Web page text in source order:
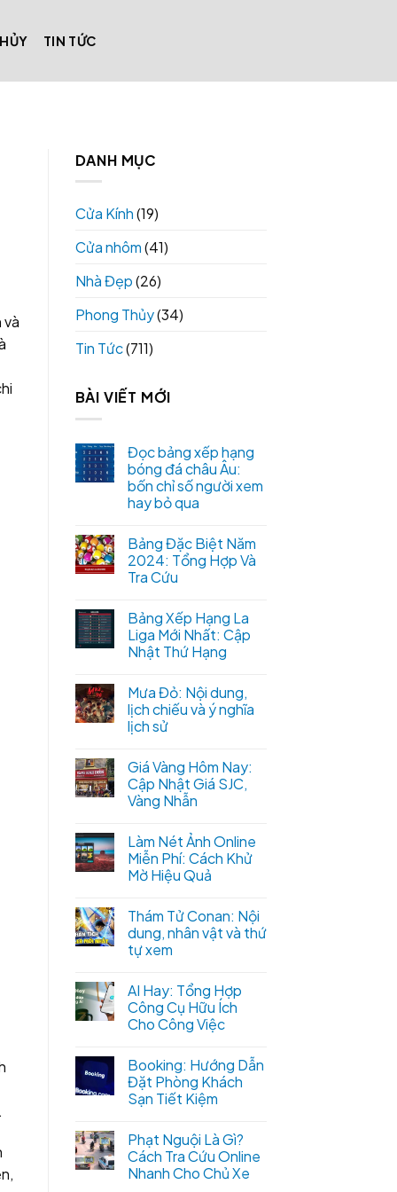
TIN TỨC
DANH MỤC
Cửa Kính(19)
Cửa nhôm(41)
Nhà Đẹp(26)
Phong Thủy(34)
Tin Tức(711)
BÀI VIẾT MỚI
Đọc bảng xếp hạng
bóng đá châu Âu:
bốn chỉ số người xem
hay bỏ qua
Bảng Đặc Biệt Năm
2024: Tổng Hợp Và
Tra Cứu
Bảng Xếp Hạng La
Liga Mới Nhất: Cập
Nhật Thứ Hạng
Mưa Đỏ: Nội dung,
lịch chiếu và ý nghĩa
lịch sử
Giá Vàng Hôm Nay:
Cập Nhật Giá SJC,
Vàng Nhẫn
Làm Nét Ảnh Online
Miễn Phí: Cách Khử
Mờ Hiệu Quả
Thám Tử Conan: Nội
dung, nhân vật và thứ
tự xem
AI Hay: Tổng Hợp
Công Cụ Hữu Ích
Cho Công Việc
Booking: Hướng Dẫn
Đặt Phòng Khách
Sạn Tiết Kiệm
Phạt Nguội Là Gì?
Cách Tra Cứu Online
Nhanh Cho Chủ Xe